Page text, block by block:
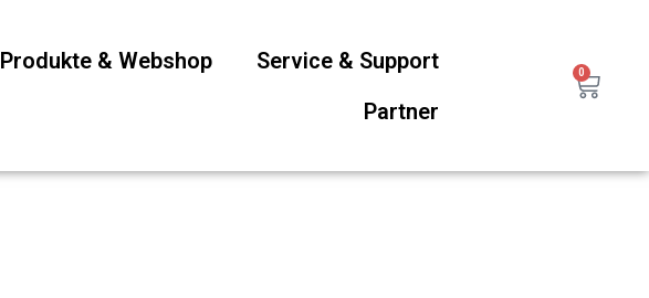
Produkte & Webshop
Service & Support
Partner
0